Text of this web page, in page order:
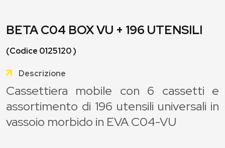
BETA C04 BOX VU + 196 UTENSILI
(Codice 0125120 )
Descrizione
Cassettiera mobile con 6 cassetti e
assortimento di 196 utensili universali in
vassoio morbido in EVA C04-VU